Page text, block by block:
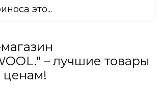
это...
– лучшие товары
ценам!